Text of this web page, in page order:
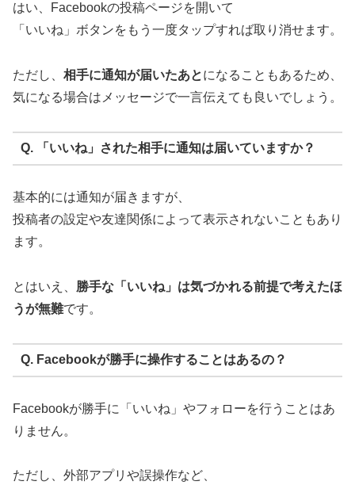
はい、Facebookの投稿ページを開いて
「いいね」ボタンをもう一度タップすれば取り消せます。
ただし、 相手に通知が届いたあとになることもあるため、
気になる場合はメッセージで一言伝えても良いでしょう。
Q. 「いいね」された相手に通知は届いていますか？
基本的には通知が届きますが、
投稿者の設定や友達関係によって表示されないこともあり
ます。
とはいえ、 勝手な「いいね」は気づかれる前提で考えたほ
うが無難です。
Q. Facebookが勝手に操作することはあるの？
Facebookが勝手に「いいね」やフォローを行うことはあ
りません。
ただし、外部アプリや誤操作など、